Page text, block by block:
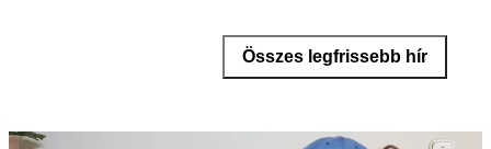
Összes legfrissebb hír